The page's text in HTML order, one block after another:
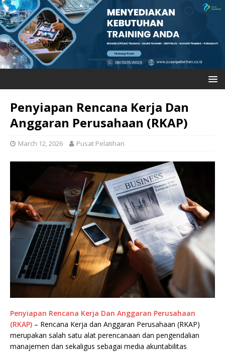
Penyiapan Rencana Kerja Dan
Anggaran Perusahaan (RKAP)
March 12, 2026 Pusat Pelatihan
Penyiapan Rencana Kerja Dan Anggaran Perusahaan
(RKAP) – Rencana Kerja dan Anggaran Perusahaan (RKAP)
merupakan salah satu alat perencanaan dan pengendalian
manajemen dan sekaligus sebagai media akuntabilitas